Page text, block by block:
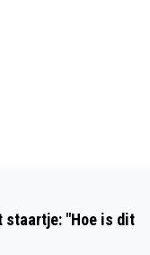
staartje: "Hoe is dit